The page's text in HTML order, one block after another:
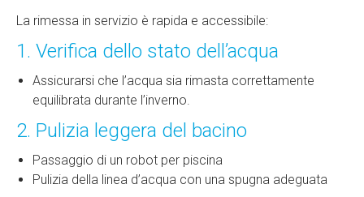
La rimessa in servizio è rapida e accessibile:
1. Verifica dello stato dell’acqua
Assicurarsi che l’acqua sia rimasta correttamente
equilibrata durante l’inverno.
2. Pulizia leggera del bacino
Passaggio di un robot per piscina
Pulizia della linea d’acqua con una spugna adeguata